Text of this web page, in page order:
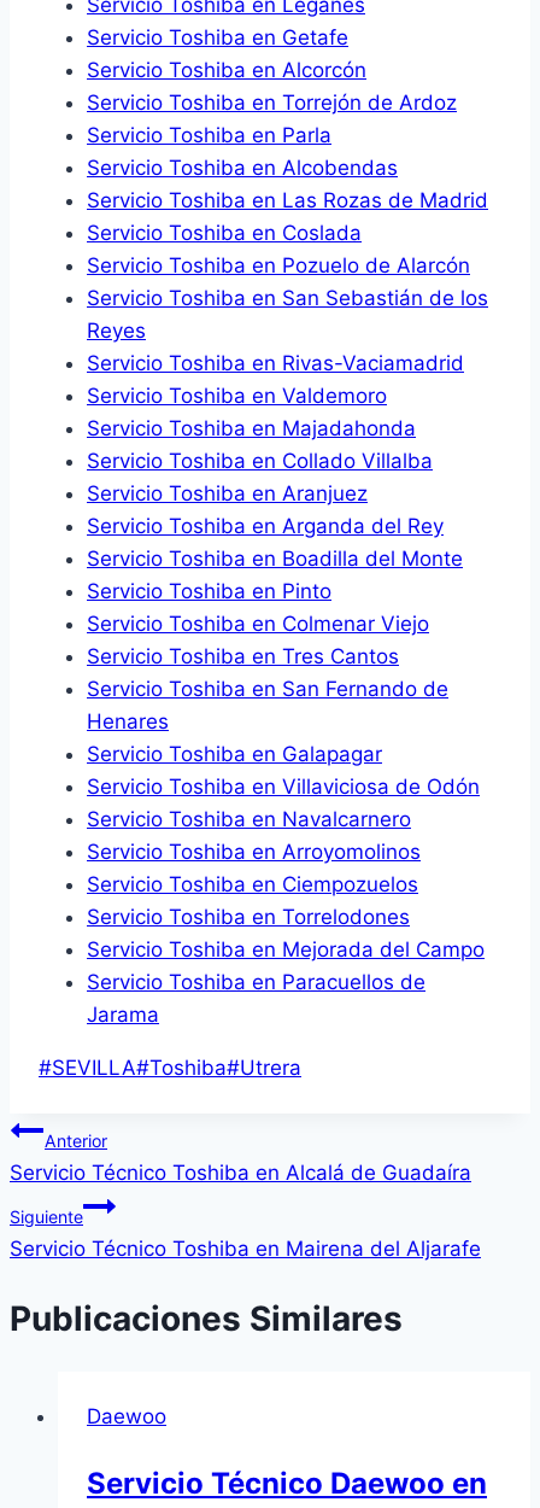
Servicio Toshiba en Getafe
Servicio Toshiba en Alcorcón
Servicio Toshiba en Torrejón de Ardoz
Servicio Toshiba en Parla
Servicio Toshiba en Alcobendas
Servicio Toshiba en Las Rozas de Madrid
Servicio Toshiba en Coslada
Servicio Toshiba en Pozuelo de Alarcón
Servicio Toshiba en San Sebastián de los
Reyes
Servicio Toshiba en Rivas-Vaciamadrid
Servicio Toshiba en Valdemoro
Servicio Toshiba en Majadahonda
Servicio Toshiba en Collado Villalba
Servicio Toshiba en Aranjuez
Servicio Toshiba en Arganda del Rey
Servicio Toshiba en Boadilla del Monte
Servicio Toshiba en Pinto
Servicio Toshiba en Colmenar Viejo
Servicio Toshiba en Tres Cantos
Servicio Toshiba en San Fernando de
Henares
Servicio Toshiba en Galapagar
Servicio Toshiba en Villaviciosa de Odón
Servicio Toshiba en Navalcarnero
Servicio Toshiba en Arroyomolinos
Servicio Toshiba en Ciempozuelos
Servicio Toshiba en Torrelodones
Servicio Toshiba en Mejorada del Campo
Servicio Toshiba en Paracuellos de
Jarama
Etiquetas
la
entrada:
#SEVILLA#Toshiba#Utrera
Navegación
de
entradas
Anterior
Servicio Técnico Toshiba en Alcalá de Guadaíra
Siguiente
Servicio Técnico Toshiba en Mairena del Aljarafe
Publicaciones Similares
Daewoo
Servicio Técnico Daewoo en